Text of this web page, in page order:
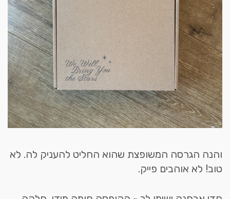
והנה הגרסה המשופצת שהוא החליט להעניק לה. לא
טוב! לא אוהבים פייק.